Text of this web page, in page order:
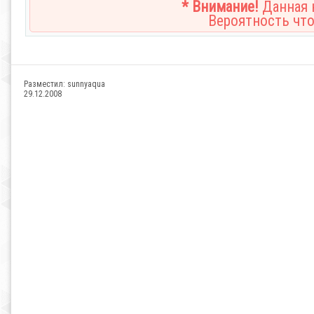
* Внимание! Данная
Вероятность
Разместил: sunnyaqua
29.12.2008